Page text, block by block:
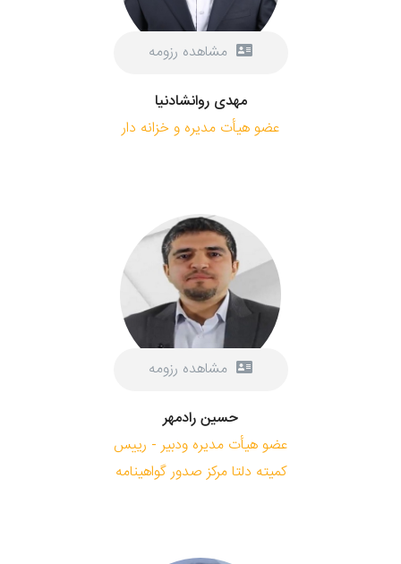
مشاهده رزومه
مهدی روانشادنیا
عضو هیأت مدیره و خزانه دار
مشاهده رزومه
حسین رادمهر
عضو هیأت مدیره ودبیر - رییس
کمیته دلتا مرکز صدور گواهینامه